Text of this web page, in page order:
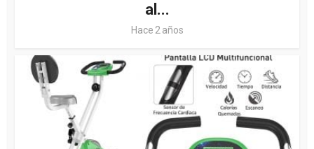
al...
Hace 2 años